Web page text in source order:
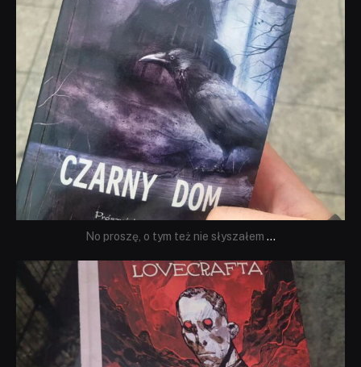
No proszę, o tym też nie słyszałem ...
dobryhorror
Wrz 19